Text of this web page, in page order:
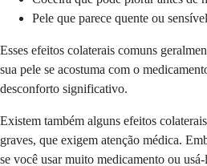
Pele que parece quente ou
Esses efeitos colaterais comuns
sua pele se acostuma com o
desconforto significativo.
Existem também alguns efeitos
graves, que exigem atenção médica.
se você usar muito medicamento ou